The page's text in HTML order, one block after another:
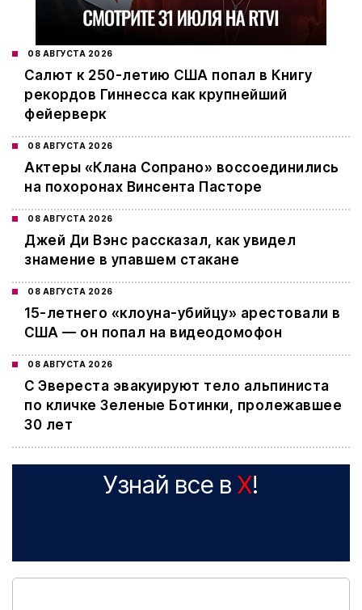
08 АВГУСТА 2026
Салют к 250-летию США попал в Книгу
рекордов Гиннесса как крупнейший
фейерверк
08 АВГУСТА 2026
Актеры «Клана Сопрано» воссоединились
на похоронах Винсента Пасторе
08 АВГУСТА 2026
Джей Ди Вэнс рассказал, как увидел
знамение в упавшем стакане
08 АВГУСТА 2026
15-летнего «клоуна-убийцу» арестовали в
США — он попал на видеодомофон
08 АВГУСТА 2026
С Эвереста эвакуируют тело альпиниста
по кличке Зеленые Ботинки, пролежавшее
30 лет
Узнай все в X!